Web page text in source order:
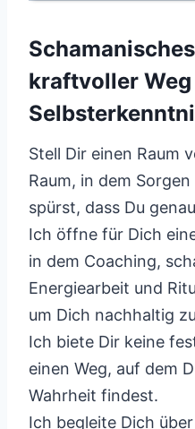
kraftvoller
Stell Dir einen Raum
Raum, in dem
spürst, dass Du
Ich öffne für Dich
in dem Coaching,
Energiearbeit und
um Dich nachhaltig
Ich biete Dir keine
einen Weg, auf dem
Wahrheit findest.
Ich begleite Dich